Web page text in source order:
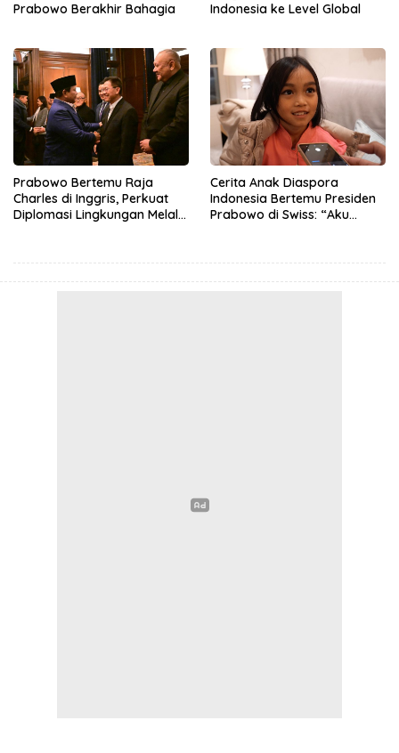
Prabowo Berakhir Bahagia
Indonesia ke Level Global
Prabowo Bertemu Raja
Charles di Inggris, Perkuat
Diplomasi Lingkungan Melalui
Cerita Anak Diaspora
Indonesia Bertemu Presiden
Prabowo di Swiss: “Aku